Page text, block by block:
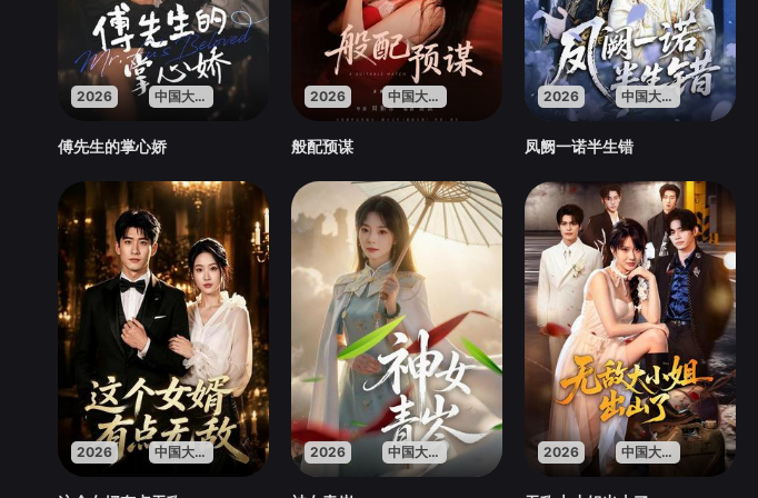
2026 中国大陆
傅先生的掌心娇
2026 中国大陆
般配预谋
2026 中国大陆
凤阙一诺半生错
2026 中国大陆 2026 中国大陆 2026 中国大陆